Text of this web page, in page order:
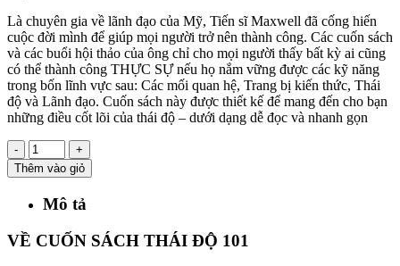
Là chuyên gia về lãnh đạo của Mỹ, Tiến sĩ Maxwell đã cống hiến
cuộc đời mình để giúp mọi người trở nên thành công. Các cuốn sách
và các buổi hội thảo của ông chỉ cho mọi người thấy bất kỳ ai cũng
có thể thành công THỰC SỰ nếu họ nắm vững được các kỹ năng
trong bốn lĩnh vực sau: Các mối quan hệ, Trang bị kiến thức, Thái
độ và Lãnh đạo. Cuốn sách này được thiết kế để mang đến cho bạn
những điều cốt lõi của thái độ – dưới dạng dễ đọc và nhanh gọn
-
+
Thêm vào giỏ
Mô tả
VỀ CUỐN SÁCH THÁI ĐỘ 101